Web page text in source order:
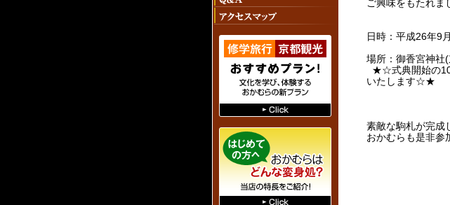
ご興味をもたれま
日時：平成26年9
場所：御香宮神社
★☆式典開始の10
いたします☆★
素敵な駒札が完成
おかむらも是非参